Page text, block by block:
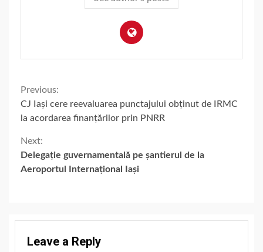
Continue
Reading
Previous:
CJ Iași cere reevaluarea punctajului obținut de IRMC
la acordarea finanțărilor prin PNRR
Next:
Delegație guvernamentală pe șantierul de la
Aeroportul Internațional Iași
Leave a Reply